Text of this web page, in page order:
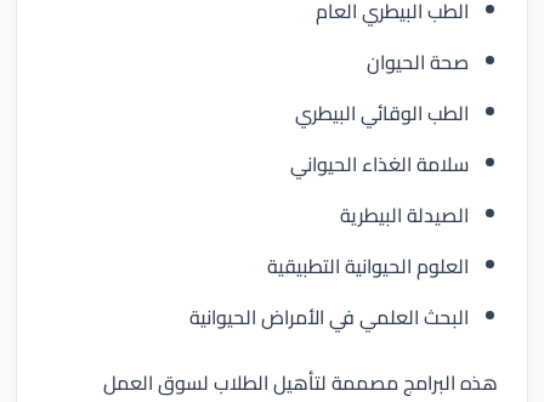
الطب البيطري العام
صحة الحيوان
الطب الوقائي البيطري
سلامة الغذاء الحيواني
الصيدلة البيطرية
العلوم الحيوانية التطبيقية
البحث العلمي في الأمراض الحيوانية
هذه البرامج مصممة لتأهيل الطلاب لسوق العمل